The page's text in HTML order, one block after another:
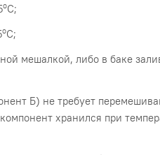
оС;
оС;
мешалкой, либо в баке
Б) не требует
хранился при